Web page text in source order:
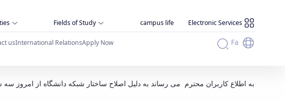
Fields of Study campus life Electronic Services
usInternational RelationsApply Now Fa
به اطلاع کاربران محترم می رساند به دلیل اصلاح ساختار شبکه دانشگاه از امروز سه شنبه 96/11/3 لغایت اواخر هفته شبکه در بعضی از دانشکده ها با اختلال و یا قطعی موقتی